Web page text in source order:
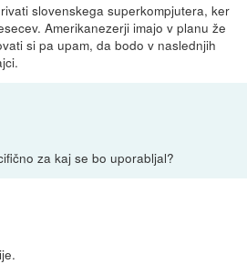
slovenskega superkompjutera, ker
Amerikanezerji imajo v planu že
si pa upam, da bodo v naslednjih
za kaj se bo uporabljal?